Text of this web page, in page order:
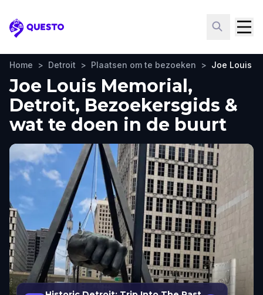
Questo
Home > Detroit > Plaatsen om te bezoeken > Joe Louis
Joe Louis Memorial,
Detroit, Bezoekersgids &
wat te doen in de buurt